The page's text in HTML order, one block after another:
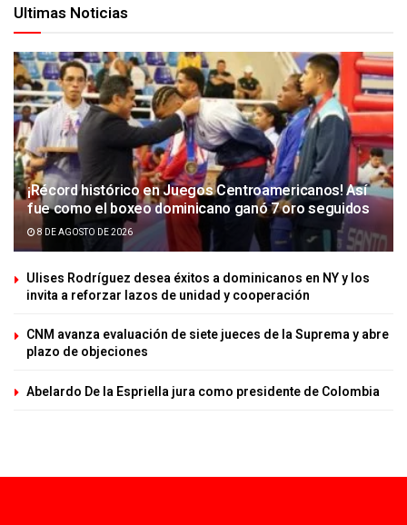
Ultimas Noticias
¡Récord histórico en Juegos Centroamericanos! Así
fue como el boxeo dominicano ganó 7 oro seguidos
8 DE AGOSTO DE 2026
Ulises Rodríguez desea éxitos a dominicanos en NY y los
invita a reforzar lazos de unidad y cooperación
CNM avanza evaluación de siete jueces de la Suprema y abre
plazo de objeciones
Abelardo De la Espriella jura como presidente de Colombia